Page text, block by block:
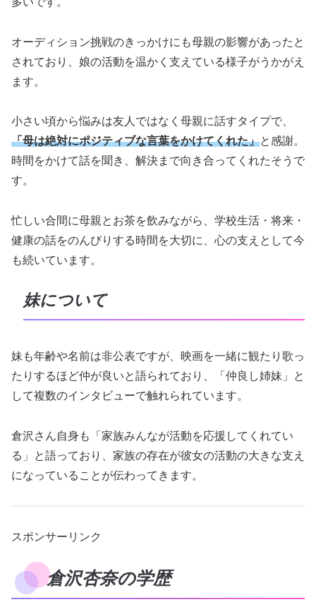
オーディション挑戦のきっかけにも母親の影響があったと
されており、娘の活動を温かく支えている様子がうかがえ
ます。
小さい頃から悩みは友人ではなく母親に話すタイプで、
「母は絶対にポジティブな言葉をかけてくれた」と感謝。
時間をかけて話を聞き、解決まで向き合ってくれたそうで
す。
忙しい合間に母親とお茶を飲みながら、学校生活・将来・
健康の話をのんびりする時間を大切に、心の支えとして今
も続いています。
妹について
妹も年齢や名前は非公表ですが、映画を一緒に観たり歌っ
たりするほど仲が良いと語られており、「仲良し姉妹」と
して複数のインタビューで触れられています。
倉沢さん自身も「家族みんなが活動を応援してくれてい
る」と語っており、家族の存在が彼女の活動の大きな支え
になっていることが伝わってきます。
スポンサーリンク
倉沢杏奈の学歴